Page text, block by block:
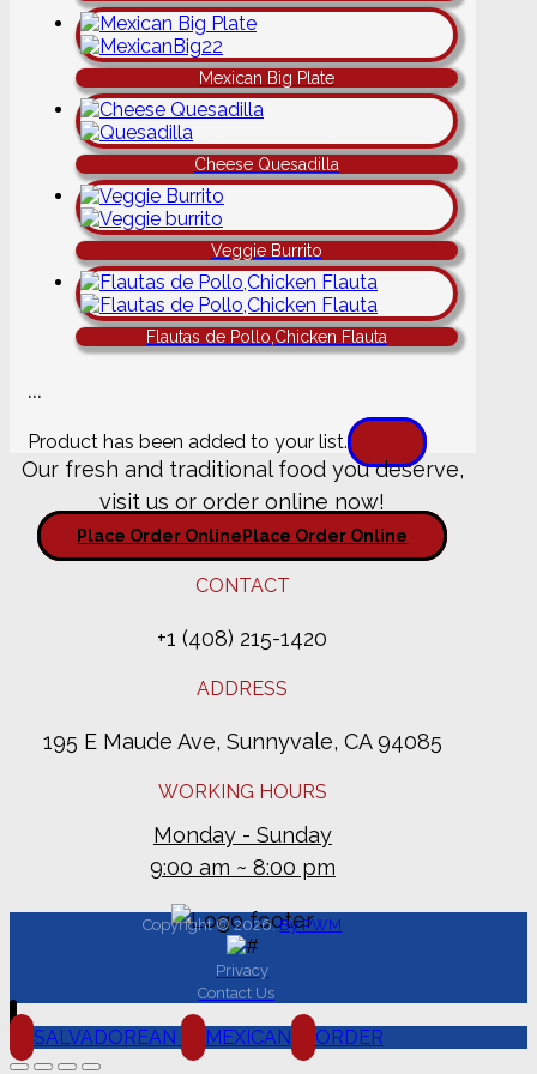
Mexican Big Plate
Cheese Quesadilla
Veggie Burrito
Flautas de Pollo,Chicken Flauta
...
Product has been added to your list.
Our fresh and traditional food you deserve,
visit us or order online now!
Place Order Online Place Order Online
CONTACT
+1 (408) 215-1420
ADDRESS
195 E Maude Ave, Sunnyvale, CA 94085
WORKING HOURS
Monday - Sunday
9:00 am ~ 8:00 pm
Copyright © 2026.By PWM
Privacy
Contact Us
SALVADOREAN MEXICAN ORDER